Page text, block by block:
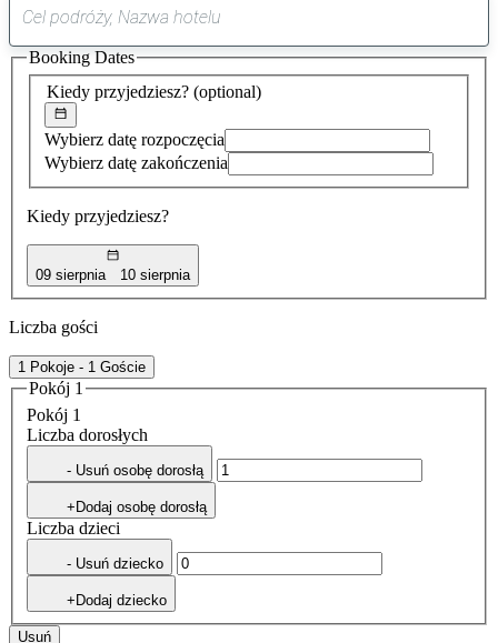
sugestia
została
znaleziona
Kiedy przyjedziesz? (optional)
Wybierz datę rozpoczęcia
Wybierz datę zakończenia
Kiedy przyjedziesz?
09 sierpnia 10 sierpnia
Booking Dates
Liczba gości
1 Pokoje - 1 Goście
Pokój 1
Pokój 1
Liczba dorosłych
- Usuń osobę dorosłą
+Dodaj osobę dorosłą
Liczba dzieci
- Usuń dziecko
+Dodaj dziecko
Usuń